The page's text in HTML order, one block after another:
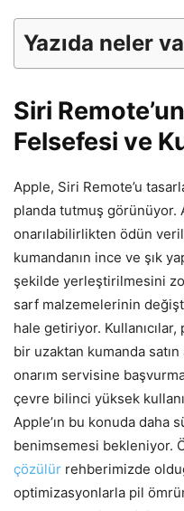
Yazıda neler
Siri
Felsefesi ve
Apple, Siri Remote’u
planda tutmuş görünüyor.
onarılabilirlikten ödün
kumandanın ince ve şık
şekilde yerleştirilmesini
sarf malzemelerinin
hale getiriyor.
bir uzaktan kumanda
onarım servisine
çevre bilinci yüksek
Apple’ın bu konuda daha
benimsemesi bekleniyor.
çözülür rehberimizde
optimizasyonlarla pil